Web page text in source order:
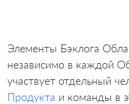
Элементы Бэклога
независимо в каждой
участвует отдельный
Продукта и команды в